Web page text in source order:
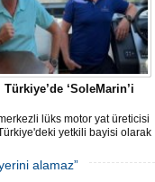
‘SoleMarin’i
lüks motor yat üreticisi
yetkili bayisi olarak
alamaz”